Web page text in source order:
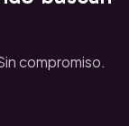
compromiso.